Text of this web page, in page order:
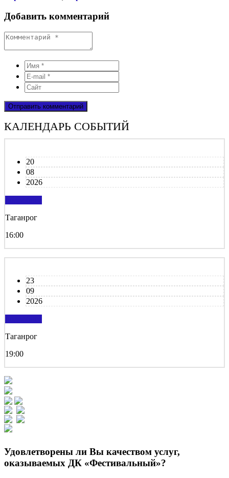
Добавить комментарий
КАЛЕНДАРЬ СОБЫТИЙ
20
08
2026
Таганрог
16:00
23
09
2026
Таганрог
19:00
Удовлетворены ли Вы качеством услуг,
оказываемых ДК «Фестивальный»?